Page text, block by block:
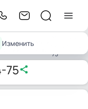
Изменить
Заправочные
75
75